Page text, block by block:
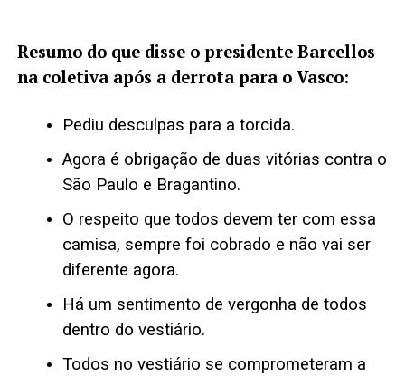
Resumo do que disse o presidente Barcellos
na coletiva após a derrota para o Vasco:
Pediu desculpas para a torcida.
Agora é obrigação de duas vitórias contra o
São Paulo e Bragantino.
O respeito que todos devem ter com essa
camisa, sempre foi cobrado e não vai ser
diferente agora.
Há um sentimento de vergonha de todos
dentro do vestiário.
Todos no vestiário se comprometeram a